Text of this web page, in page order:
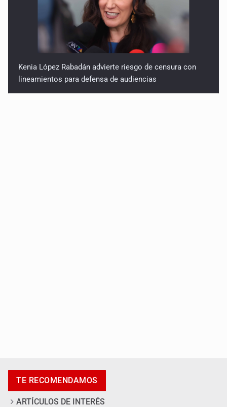
Kenia López Rabadán advierte riesgo de censura con
lineamientos para defensa de audiencias
en Oblatos
TE RECOMENDAMOS
ARTÍCULOS DE INTERÉS